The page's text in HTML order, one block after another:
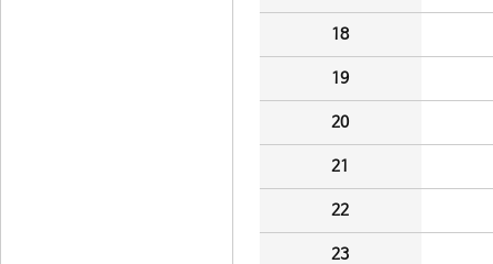
18
19
20
21
22
23